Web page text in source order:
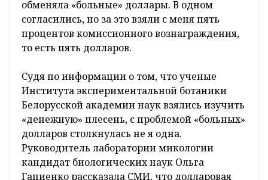
обменяла «больные» доллары. В одном
согласились, но за это взяли с меня пять
процентов комиссионного вознаграждения,
то есть пять долларов.
Судя по информации о том, что ученые
Института экспериментальной ботаники
Белорусской академии наук взялись изучить
«денежную» плесень, с проблемой «больных»
долларов столкнулась не я одна.
Руководитель лаборатории микологии
кандидат биологических наук Ольга
Гапиенко рассказала СМИ, что долларовая